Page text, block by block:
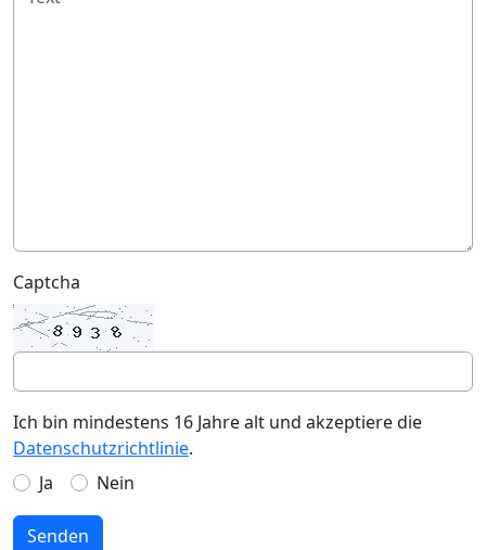
Captcha
Ich bin mindestens 16 Jahre alt und akzeptiere die
Datenschutzrichtlinie.
Ja
Nein
Senden